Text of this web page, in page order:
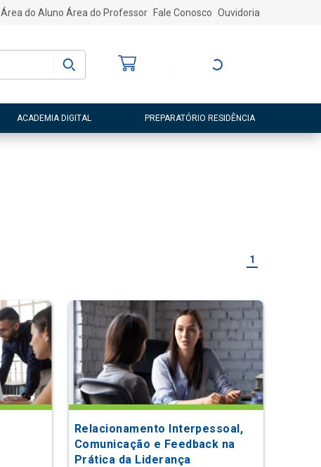
Área do Aluno Área do Professor Fale Conosco Ouvidoria
Entre ou Cadastre-
ACADEMIA DIGITAL PREPARATÓRIO RESIDÊNCIA
1
Relacionamento Interpessoal,
Comunicação e Feedback na
Prática da Liderança